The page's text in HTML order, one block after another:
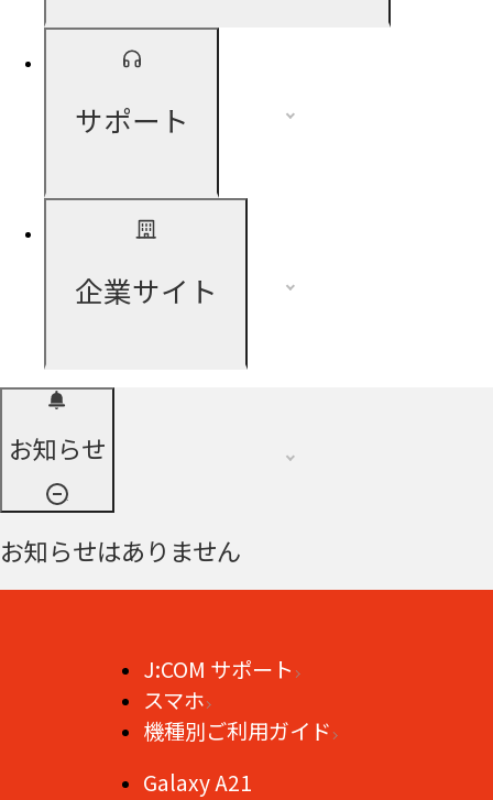
サポート
企業サイト
お知らせ
お知らせはありません
J:COM サポート
スマホ
機種別ご利用ガイド
Galaxy A21